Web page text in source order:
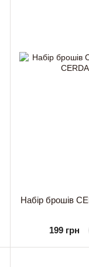
Набір брошів
199 грн